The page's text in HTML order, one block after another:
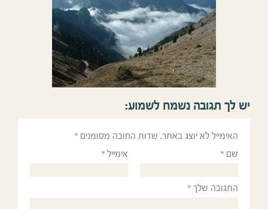
יש לך תגובה נשמח לשמוע:
האימייל לא יוצג באתר. שדות החובה מסומנים *
שם * אימייל*
התגובה שלך *